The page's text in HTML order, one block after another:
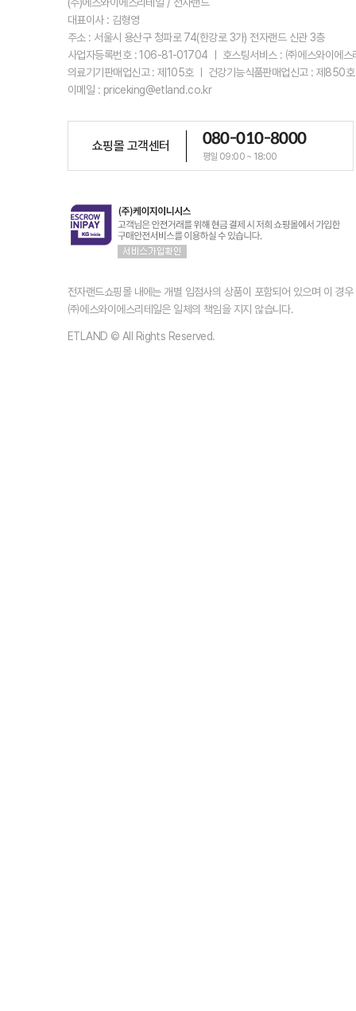
대표이사 : 김형영
주소 : 서울시 용산구 청파로 74(한강로 3가) 전자랜드 신관 3층
사업자등록번호 : 106-81-01704 ㅣ 호스팅서비스 : ㈜에스와이에
의료기기판매업신고 : 제105호 ㅣ 건강기능식품판매업신고 : 제850
이메일 : priceking@etland.co.kr
쇼핑몰 고객센터 080-010-8000
평일 09:00 ~ 18:00
전자랜드쇼핑몰 내에는 개별 입점사의 상품이 포함되어 있으며 이 경
㈜에스와이에스리테일은 일체의 책임을 지지 않습니다.
ETLAND © All Rights Reserved.